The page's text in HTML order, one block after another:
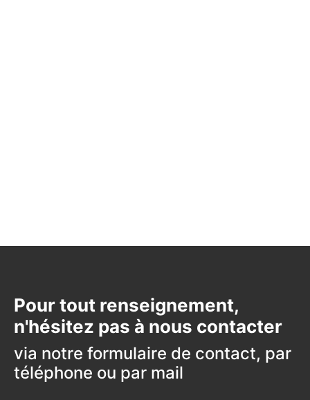
Pour tout renseignement,
n'hésitez pas à nous contacter
via notre formulaire de contact, par
téléphone ou par mail